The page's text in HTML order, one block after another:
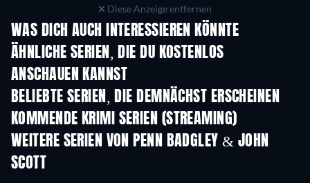
Diese Anzeige entfernen
WAS DICH AUCH INTERESSIEREN KÖNNTE
Serie Serie
ÄHNLICHE SERIEN, DIE DU KOSTENLOS
ANSCHAUEN KANNST
Serie
BELIEBTE SERIEN, DIE DEMNÄCHST ERSCHEINEN
Serie Serie
KOMMENDE KRIMI SERIEN (STREAMING)
Staffel 6 Staffel 2
WEITERE SERIEN VON PENN BADGLEY & JOHN
SCOTT